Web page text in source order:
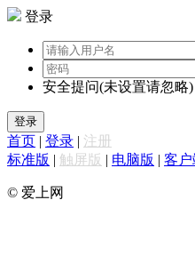
登录
安全提问(未设置请忽略)
登录
首页 | 登录 | 注册
标准版 | 触屏版 | 电脑版 | 客户
© 爱上网